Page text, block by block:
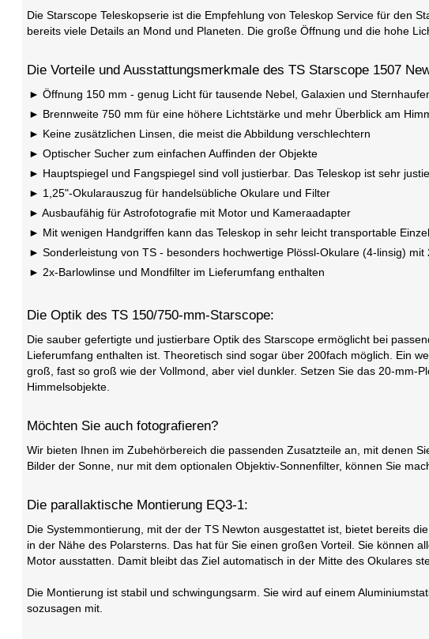
Die Starscope Teleskopserie ist die Empfehlung von Teleskop Service für den
bereits viele Details an Mond und Planeten. Die große Öffnung und die hohe
Die Vorteile und Ausstattungsmerkmale des TS Starscope 1507
Öffnung 150 mm - genug Licht für tausende Nebel, Galaxien und
Brennweite 750 mm für eine höhere Lichtstärke und mehr Überblick am
Keine zusätzlichen Linsen, die meist die Abbildung verschlechtern
Optischer Sucher zum einfachen Auffinden der Objekte
Hauptspiegel und Fangspiegel sind voll justierbar. Das Teleskop ist sehr
1,25"-Okularauszug für handelsübliche Okulare und Filter
Ausbaufähig für Astrofotografie mit Motor und Kameraadapter
Mit wenigen Handgriffen kann das Teleskop in sehr leicht transportable
Sonderleistung von TS - besonders hochwertige Plössl-Okulare (4-linsig) mit
2x-Barlowlinse und Mondfilter im Lieferumfang enthalten
Die Optik des TS 150/750-mm-Starscope:
Die sauber gefertigte und justierbare Optik des Starscope ermöglicht bei
Lieferumfang enthalten ist. Theoretisch sind sogar über 200fach möglich. Ein
groß, fast so groß wie der Vollmond, aber viel dunkler. Setzen Sie das 20-mm-
Himmelsobjekte.
Möchten Sie auch fotografieren?
Wir bieten Ihnen im Zubehörbereich die passenden Zusatzteile an, mit denen
Bilder der Sonne, nur mit dem optionalen Objektiv-Sonnenfilter, können Sie
Die parallaktische Montierung EQ3-1:
Die Systemmontierung, mit der der TS Newton ausgestattet ist, bietet bereits
in der Nähe des Polarsterns. Das hat für Sie einen großen Vorteil. Sie können
Motor ausstatten. Damit bleibt das Ziel automatisch in der Mitte des Okulares
Die Montierung ist stabil und schwingungsarm. Sie wird auf einem
sozusagen mit.